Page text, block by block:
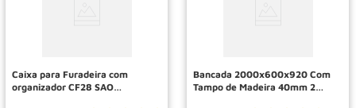
Caixa para Furadeira com
organizador CF28 SAO
Bancada 2000x600x920 Com
Tampo de Madeira 40mm 2